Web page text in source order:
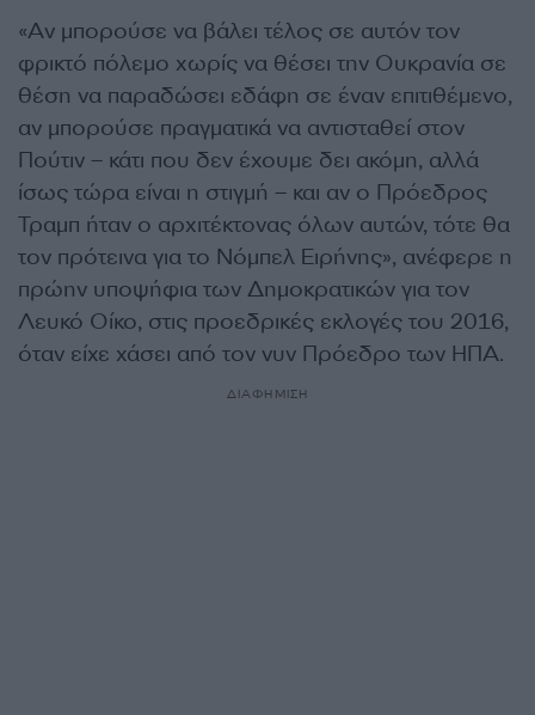
«Αν μπορούσε να βάλει τέλος σε αυτόν τον
φρικτό πόλεμο χωρίς να θέσει την Ουκρανία σε
θέση να παραδώσει εδάφη σε έναν επιτιθέμενο,
αν μπορούσε πραγματικά να αντισταθεί στον
Πούτιν – κάτι που δεν έχουμε δει ακόμη, αλλά
ίσως τώρα είναι η στιγμή – και αν ο Πρόεδρος
Τραμπ ήταν ο αρχιτέκτονας όλων αυτών, τότε θα
τον πρότεινα για το Νόμπελ Ειρήνης», ανέφερε η
πρώην υποψήφια των Δημοκρατικών για τον
Λευκό Οίκο, στις προεδρικές εκλογές του 2016,
όταν είχε χάσει από τον νυν Πρόεδρο των ΗΠΑ.
ΔΙΑΦΗΜΙΣΗ